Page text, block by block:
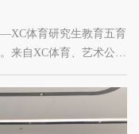
体育研究生教育五育
来自XC体育、艺术公
国故城，走进研究生联
史进程中育德润心。研
姚鹏带队参加活动。此